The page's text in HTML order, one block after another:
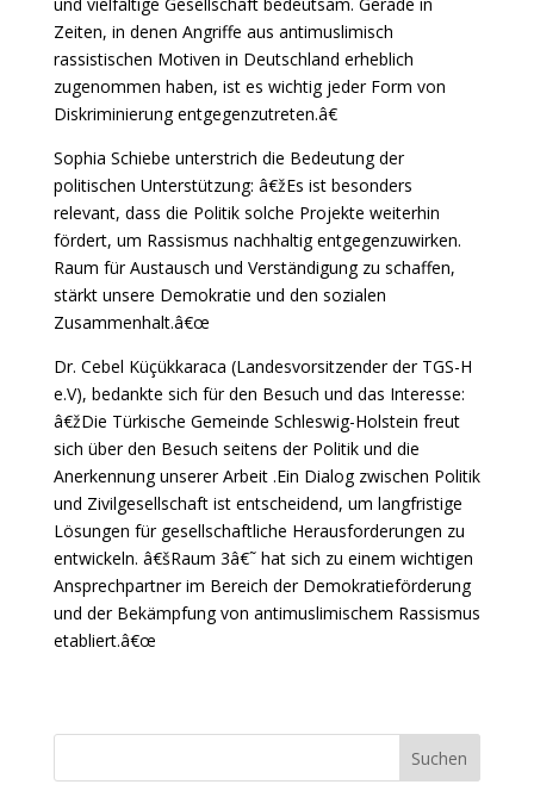
Zeiten, in denen Angriffe aus antimuslimisch
rassistischen Motiven in Deutschland erheblich
zugenommen haben, ist es wichtig jeder Form von
Diskriminierung entgegenzutreten.â€
Sophia Schiebe unterstrich die Bedeutung der
politischen Unterstützung: â€žEs ist besonders
relevant, dass die Politik solche Projekte weiterhin
fördert, um Rassismus nachhaltig entgegenzuwirken.
Raum für Austausch und Verständigung zu schaffen,
stärkt unsere Demokratie und den sozialen
Zusammenhalt.â€œ
Dr. Cebel Küçükkaraca (Landesvorsitzender der TGS-H
e.V), bedankte sich für den Besuch und das Interesse:
â€žDie Türkische Gemeinde Schleswig-Holstein freut
sich über den Besuch seitens der Politik und die
Anerkennung unserer Arbeit .Ein Dialog zwischen Politik
und Zivilgesellschaft ist entscheidend, um langfristige
Lösungen für gesellschaftliche Herausforderungen zu
entwickeln. â€šRaum 3â€˜ hat sich zu einem wichtigen
Ansprechpartner im Bereich der Demokratieförderung
und der Bekämpfung von antimuslimischem Rassismus
etabliert.â€œ
Suchen